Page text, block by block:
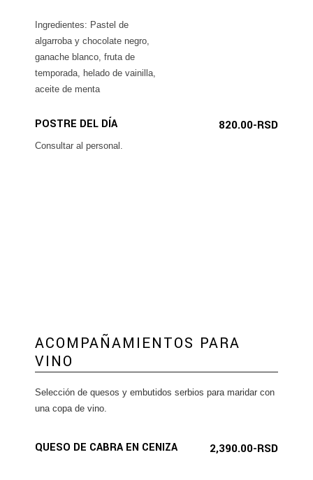
Ingredientes: Pastel de
algarroba y chocolate negro,
ganache blanco, fruta de
temporada, helado de vainilla,
aceite de menta
POSTRE DEL DÍA 820.00-RSD
Consultar al personal.
ACOMPAÑAMIENTOS PARA
VINO
Selección de quesos y embutidos serbios para maridar con
una copa de vino.
QUESO DE CABRA EN CENIZA 2,390.00-RSD